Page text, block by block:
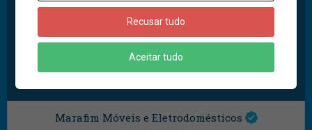
Marafim Móveis e Eletrodomésticos
Recusar tudo
Aceitar tudo